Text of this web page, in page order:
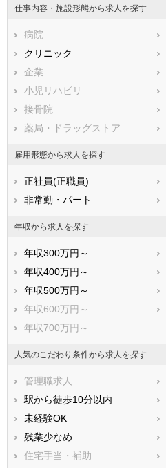
不破郡垂井町
安八郡神戸町
安八郡安八町
揖斐郡大野町
本巣郡北方町
加茂郡富加町
加茂郡七宗町
可児郡御嵩町
仕事内容・施設形態から求人を探す
病院
クリニック
企業
小児リハビリ
接骨院
薬局・ドラッグストア
雇用形態から求人を探す
正社員(正職員)
非常勤・パート
年収から求人を探す
年収300万円～
年収400万円～
年収500万円～
年収600万円～
年収700万円～
人気のこだわり条件から求人を探す
管理職求人
駅から徒歩10分以内
未経験OK
残業少なめ
住宅手当・補助